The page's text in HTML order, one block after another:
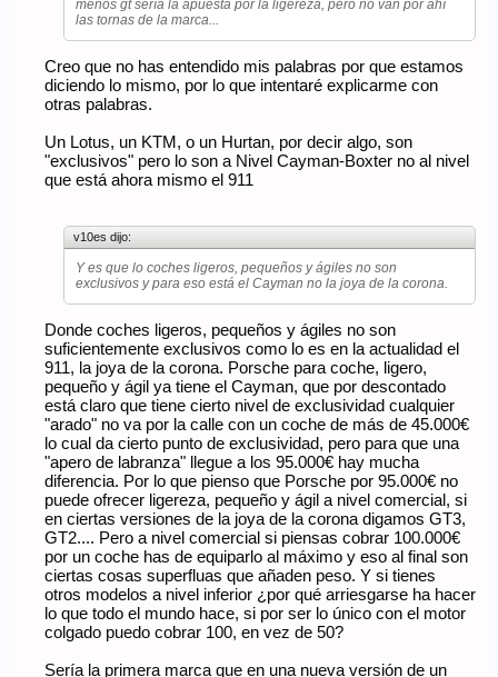
menos gt sería la apuesta por la ligereza, pero no van por ahí
las tornas de la marca...
Creo que no has entendido mis palabras por que estamos
diciendo lo mismo, por lo que intentaré explicarme con
otras palabras.
Un Lotus, un KTM, o un Hurtan, por decir algo, son
"exclusivos" pero lo son a Nivel Cayman-Boxter no al nivel
que está ahora mismo el 911
v10es dijo:
Y es que lo coches ligeros, pequeños y ágiles no son
exclusivos y para eso está el Cayman no la joya de la corona.
Donde coches ligeros, pequeños y ágiles no son
suficientemente exclusivos como lo es en la actualidad el
911, la joya de la corona. Porsche para coche, ligero,
pequeño y ágil ya tiene el Cayman, que por descontado
está claro que tiene cierto nivel de exclusividad cualquier
"arado" no va por la calle con un coche de más de 45.000€
lo cual da cierto punto de exclusividad, pero para que una
"apero de labranza" llegue a los 95.000€ hay mucha
diferencia. Por lo que pienso que Porsche por 95.000€ no
puede ofrecer ligereza, pequeño y ágil a nivel comercial, si
en ciertas versiones de la joya de la corona digamos GT3,
GT2.... Pero a nivel comercial si piensas cobrar 100.000€
por un coche has de equiparlo al máximo y eso al final son
ciertas cosas superfluas que añaden peso. Y si tienes
otros modelos a nivel inferior ¿por qué arriesgarse ha hacer
lo que todo el mundo hace, si por ser lo único con el motor
colgado puedo cobrar 100, en vez de 50?
Sería la primera marca que en una nueva versión de un